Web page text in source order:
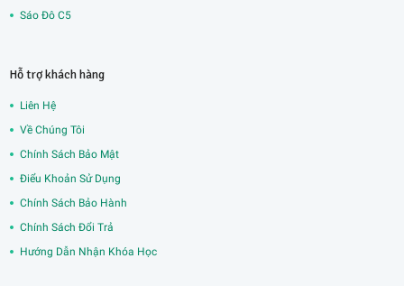
Sáo Đô C5
Hỗ trợ khách hàng
Liên Hệ
Về Chúng Tôi
Chính Sách Bảo Mật
Điểu Khoản Sử Dụng
Chính Sách Bảo Hành
Chính Sách Đổi Trả
Hướng Dẫn Nhận Khóa Học